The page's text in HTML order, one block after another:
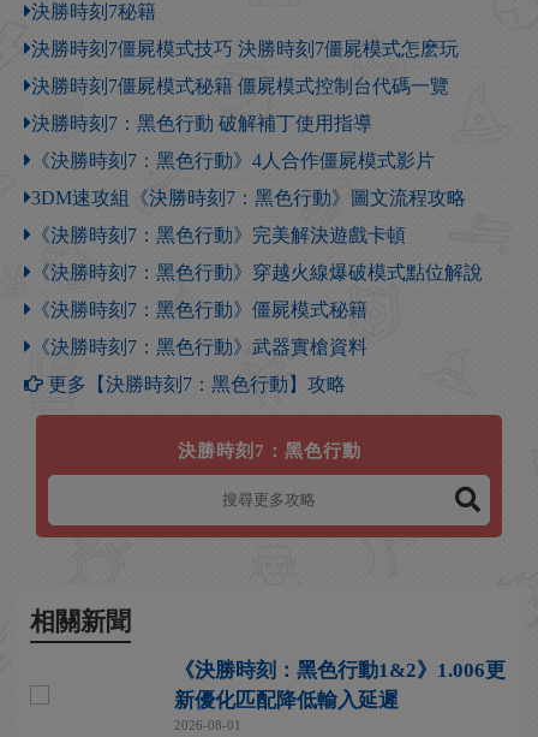
決勝時刻7秘籍
決勝時刻7僵屍模式技巧 決勝時刻7僵屍模式怎麽玩
決勝時刻7僵屍模式秘籍 僵屍模式控制台代碼一覽
決勝時刻7：黑色行動 破解補丁使用指導
《決勝時刻7：黑色行動》4人合作僵屍模式影片
3DM速攻組《決勝時刻7：黑色行動》圖文流程攻略
《決勝時刻7：黑色行動》完美解決遊戲卡頓
《決勝時刻7：黑色行動》穿越火線爆破模式點位解說
《決勝時刻7：黑色行動》僵屍模式秘籍
《決勝時刻7：黑色行動》武器實槍資料
更多【決勝時刻7：黑色行動】攻略
決勝時刻7：黑色行動
相關新聞
《決勝時刻：黑色行動1&2》1.006更
新優化匹配降低輸入延遲
2026-08-01